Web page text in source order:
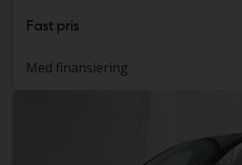
Fast pris
Med finansiering